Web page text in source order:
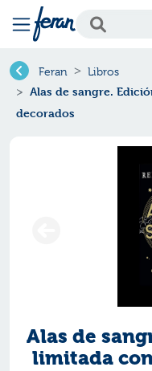
Feran Libros
Alas de sangre.
decorados
Alas de
limitada